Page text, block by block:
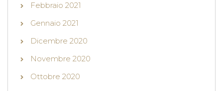
Febbraio 2021
Gennaio 2021
Dicembre 2020
Novembre 2020
Ottobre 2020